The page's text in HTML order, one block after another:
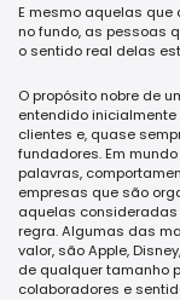
E mesmo aquelas que
no fundo, as pessoas
o sentido real delas
O propósito nobre de
entendido
clientes e, quase
fundadores. Em
palavras,
empresas que são
aquelas
regra. Algumas das
valor, são Apple,
de qualquer tamanho
colaboradores e